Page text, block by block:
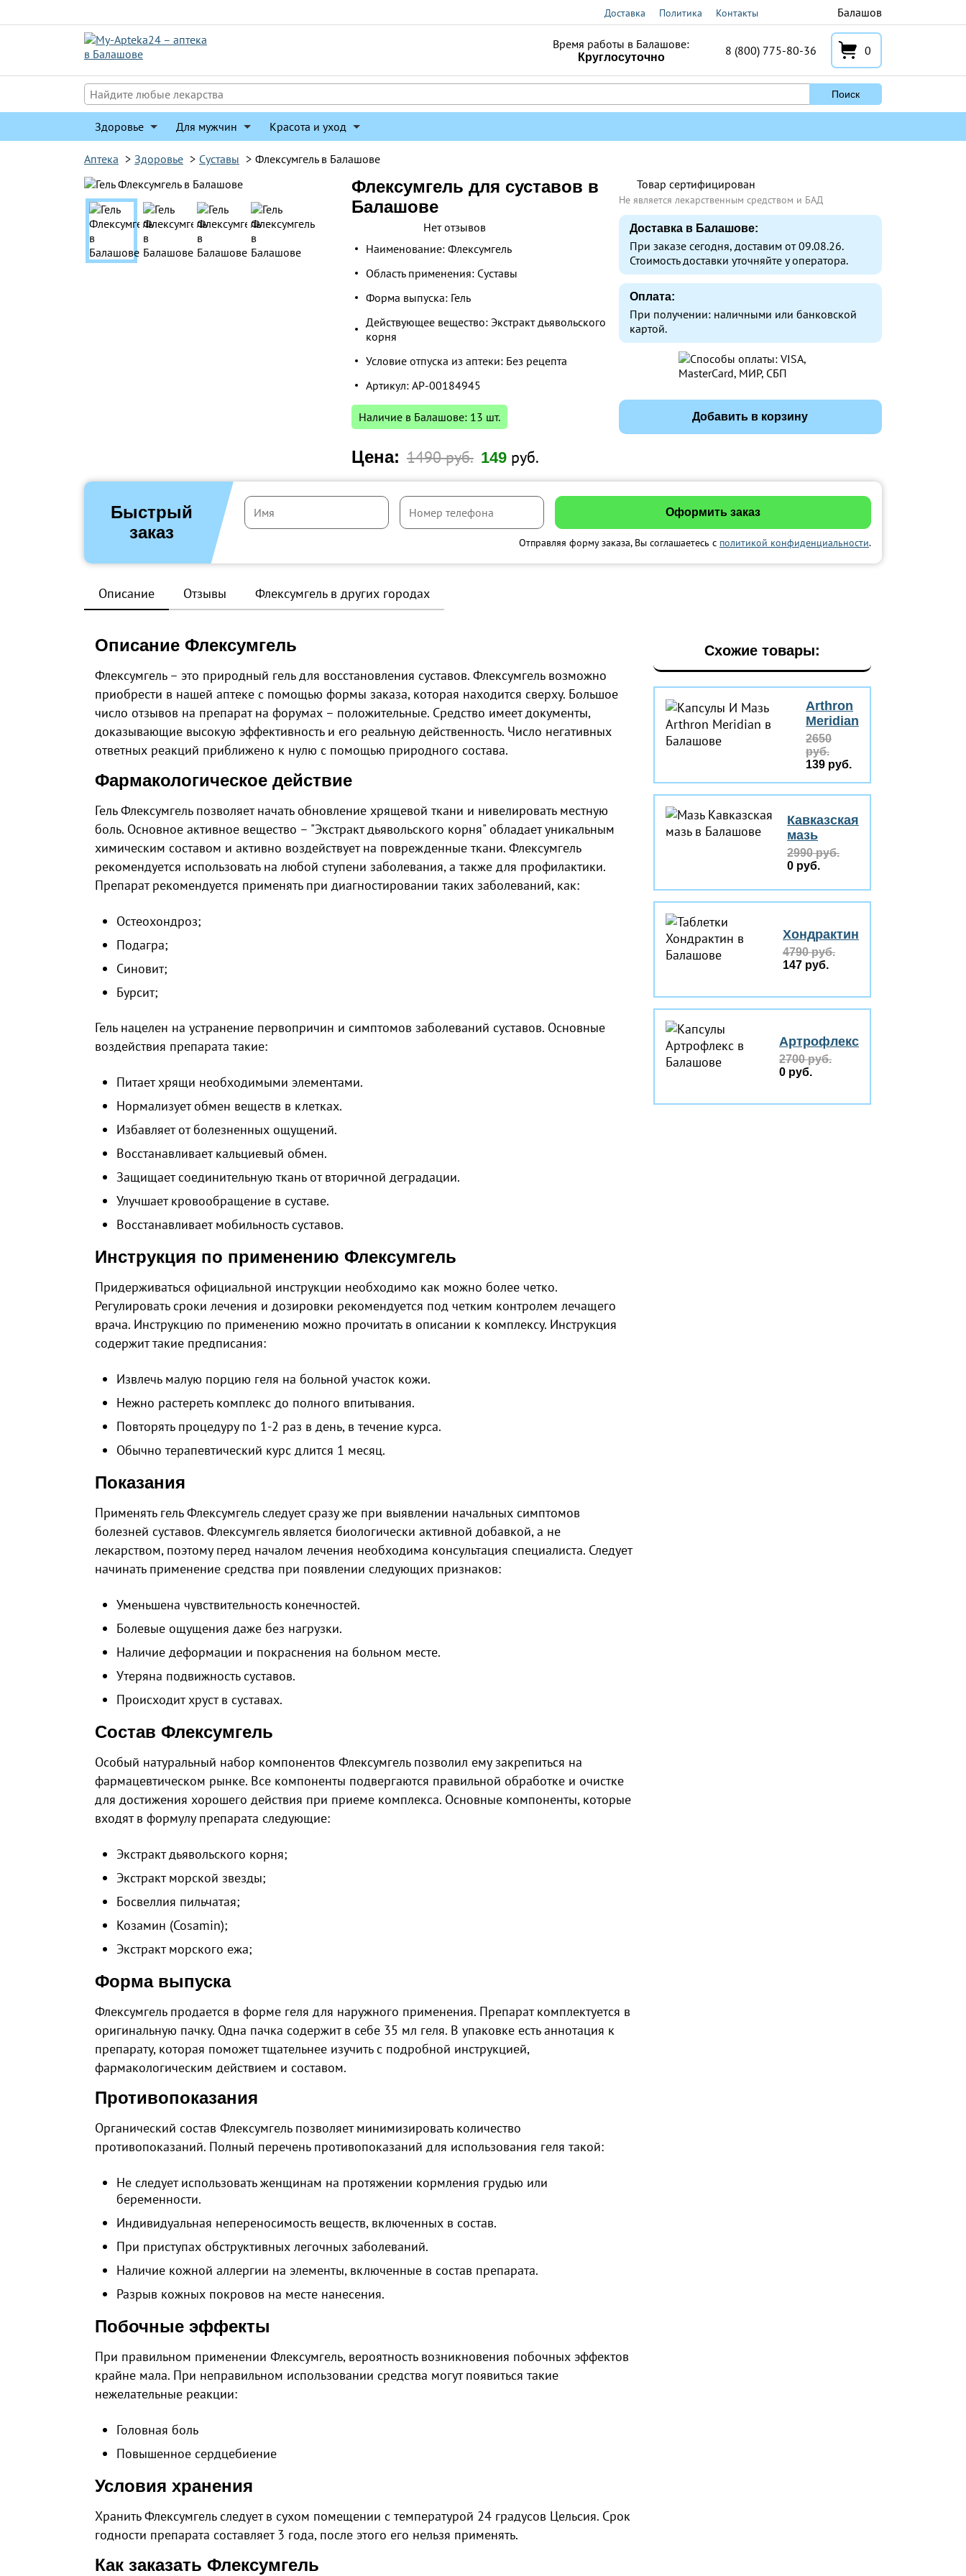
к
Доставка Политика Контакты Балашов
Время работы в Балашове:
Круглосуточно 8 (800) 775-80-36 0
Поиск
Здоровье Для мужчин Красота и уход
Аптека > Здоровье > Суставы > Флексумгель в Балашове
Флексумгель для суставов в
Балашове
Нет отзывов
Наименование: Флексумгель
Область применения: Суставы
Форма выпуска: Гель
Действующее вещество: Экстракт дьявольского
корня
Условие отпуска из аптеки: Без рецепта
Артикул: AP-00184945
Наличие в Балашове: 13 шт.
Цена: 1490 руб. 149руб.
Товар сертифицирован
Не является лекарственным средством и БАД
Доставка в Балашове:
При заказе сегодня, доставим от 09.08.26.
Стоимость доставки уточняйте у оператора.
Оплата:
При получении: наличными или банковской
картой.
Добавить в корзину
Быстрый
заказ
Отправляя форму заказа, Вы соглашаетесь с политикой конфиденциальности.
Описание Отзывы Флексумгель в других городах
Описание Флексумгель
Флексумгель – это природный гель для восстановления суставов. Флексумгель возможно
приобрести в нашей аптеке c помощью формы заказа, которая находится сверху. Большое
число отзывов на препарат на форумах – положительные. Средство имеет документы,
доказывающие высокую эффективность и его реальную действенность. Число негативных
ответных реакций приближено к нулю с помощью природного состава.
Фармакологическое действие
Гель Флексумгель позволяет начать обновление хрящевой ткани и нивелировать местную
боль. Основное активное вещество – "Экстракт дьявольского корня" обладает уникальным
химическим составом и активно воздействует на поврежденные ткани. Флексумгель
рекомендуется использовать на любой ступени заболевания, а также для профилактики.
Препарат рекомендуется применять при диагностировании таких заболеваний, как:
Остеохондроз;
Подагра;
Синовит;
Бурсит;
Гель нацелен на устранение первопричин и симптомов заболеваний суставов. Основные
воздействия препарата такие:
Питает хрящи необходимыми элементами.
Нормализует обмен веществ в клетках.
Избавляет от болезненных ощущений.
Восстанавливает кальциевый обмен.
Защищает соединительную ткань от вторичной деградации.
Улучшает кровообращение в суставе.
Восстанавливает мобильность суставов.
Инструкция по применению Флексумгель
Придерживаться официальной инструкции необходимо как можно более четко.
Регулировать сроки лечения и дозировки рекомендуется под четким контролем лечащего
врача. Инструкцию по применению можно прочитать в описании к комплексу. Инструкция
содержит такие предписания:
Извлечь малую порцию геля на больной участок кожи.
Нежно растереть комплекс до полного впитывания.
Повторять процедуру по 1-2 раз в день, в течение курса.
Обычно терапевтический курс длится 1 месяц.
Показания
Применять гель Флексумгель следует сразу же при выявлении начальных симптомов
болезней суставов. Флексумгель является биологически активной добавкой, а не
лекарством, поэтому перед началом лечения необходима консультация специалиста. Следует
начинать применение средства при появлении следующих признаков:
Уменьшена чувствительность конечностей.
Болевые ощущения даже без нагрузки.
Наличие деформации и покраснения на больном месте.
Утеряна подвижность суставов.
Происходит хруст в суставах.
Состав Флексумгель
Особый натуральный набор компонентов Флексумгель позволил ему закрепиться на
фармацевтическом рынке. Все компоненты подвергаются правильной обработке и очистке
для достижения хорошего действия при приеме комплекса. Основные компоненты, которые
входят в формулу препарата следующие:
Экстракт дьявольского корня;
Экстракт морской звезды;
Босвеллия пильчатая;
Козамин (Cosamin);
Экстракт морского ежа;
Форма выпуска
Флексумгель продается в форме геля для наружного применения. Препарат комплектуется в
оригинальную пачку. Одна пачка содержит в себе 35 мл геля. В упаковке есть аннотация к
препарату, которая поможет тщательнее изучить с подробной инструкцией,
фармакологическим действием и составом.
Противопоказания
Органический состав Флексумгель позволяет минимизировать количество
противопоказаний. Полный перечень противопоказаний для использования геля такой:
Не следует использовать женщинам на протяжении кормления грудью или
беременности.
Индивидуальная непереносимость веществ, включенных в состав.
При приступах обструктивных легочных заболеваний.
Наличие кожной аллергии на элементы, включенные в состав препарата.
Разрыв кожных покровов на месте нанесения.
Побочные эффекты
При правильном применении Флексумгель, вероятность возникновения побочных эффектов
крайне мала. При неправильном использовании средства могут появиться такие
нежелательные реакции:
Головная боль
Повышенное сердцебиение
Условия хранения
Хранить Флексумгель следует в сухом помещении с температурой 24 градусов Цельсия. Срок
годности препарата составляет 3 года, после этого его нельзя применять.
Как заказать Флексумгель
Схожие товары:
Arthron
Meridian
2650
руб.
139 руб.
Кавказская
мазь
2990 руб.
0 руб.
Хондрактин
4790 руб.
147 руб.
Артрофлекс
2700 руб.
0 руб.